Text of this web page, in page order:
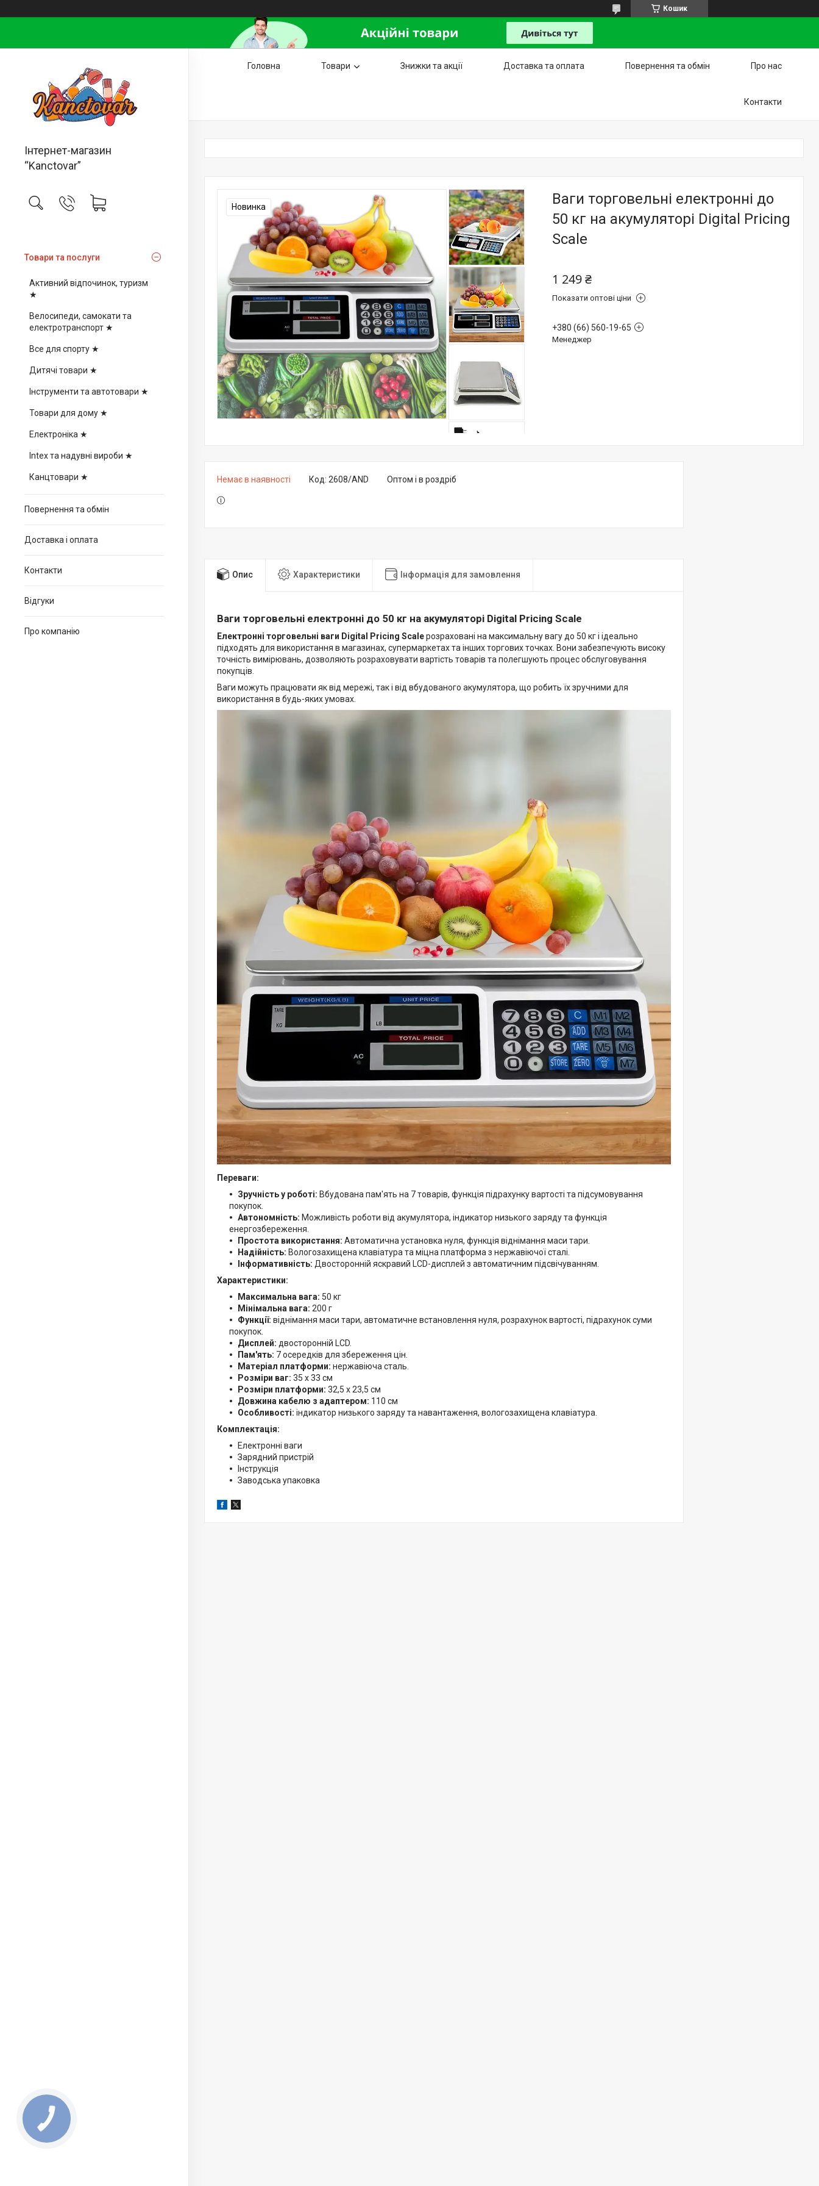
Кошик
Інтернет-магазин
“Kanctovar”
Товари та послуги
Активний відпочинок, туризм
★
Велосипеди, самокати та
електротранспорт ★
Все для спорту ★
Дитячі товари ★
Інструменти та автотовари ★
Товари для дому ★
Електроніка ★
Intex та надувні вироби ★
Канцтовари ★
Повернення та обмін
Доставка і оплата
Контакти
Відгуки
Про компанію
Головна Товари Знижки та акції Доставка та оплата Повернення та обмін Про нас
Контакти
Новинка
Ваги торговельні електронні до
50 кг на акумуляторі Digital Pricing
Scale
1 249 ₴
Показати оптові ціни
+380 (66) 560-19-65
Менеджер
Немає в наявності Оптом і в роздріб
Код: 2608/AND
Опис Характеристики Інформація для замовлення
Ваги торговельні електронні до 50 кг на акумуляторі Digital Pricing Scale
Електронні торговельні ваги Digital Pricing Scaleрозраховані на максимальну вагу до 50 кг і ідеально
підходять для використання в магазинах, супермаркетах та інших торгових точках. Вони забезпечують високу
точність вимірювань, дозволяють розраховувати вартість товарів та полегшують процес обслуговування
покупців.
Ваги можуть працювати як від мережі, так і від вбудованого акумулятора, що робить їх зручними для
використання в будь-яких умовах.
Переваги:
Зручність у роботі: Вбудована пам'ять на 7 товарів, функція підрахунку вартості та підсумовування
покупок.
Автономність: Можливість роботи від акумулятора, індикатор низького заряду та функція
енергозбереження.
Простота використання: Автоматична установка нуля, функція віднімання маси тари.
Надійність: Вологозахищена клавіатура та міцна платформа з нержавіючої сталі.
Інформативність: Двосторонній яскравий LCD-дисплей з автоматичним підсвічуванням.
Характеристики:
Максимальна вага: 50 кг
Мінімальна вага: 200 г
Функції: віднімання маси тари, автоматичне встановлення нуля, розрахунок вартості, підрахунок суми
покупок.
Дисплей: двосторонній LCD.
Пам'ять: 7 осередків для збереження цін.
Матеріал платформи: нержавіюча сталь.
Розміри ваг: 35 х 33 см
Розміри платформи: 32,5 х 23,5 см
Довжина кабелю з адаптером: 110 см
Особливості: індикатор низького заряду та навантаження, вологозахищена клавіатура.
Комплектація:
Електронні ваги
Зарядний пристрій
Інструкція
Заводська упаковка